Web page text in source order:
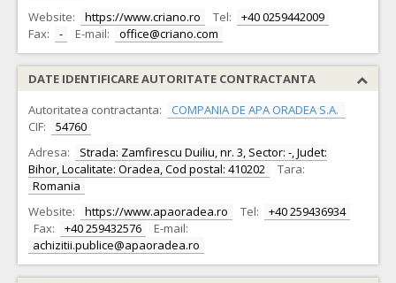
Website:
https://www.criano.ro Tel:
+40 0259442009
Fax:
- E-mail: office@criano.com
DATE IDENTIFICARE AUTORITATE CONTRACTANTA
Autoritatea contractanta:
COMPANIA DE APA ORADEA S.A.
CIF:
54760
Adresa:
Strada: Zamfirescu Duiliu, nr. 3, Sector: -, Judet:
Bihor, Localitate: Oradea, Cod postal: 410202
Tara:
Romania
Website:
https://www.apaoradea.ro Tel:
+40 259436934
Fax:
+40 259432576
E-mail:
achizitii.publice@apaoradea.ro